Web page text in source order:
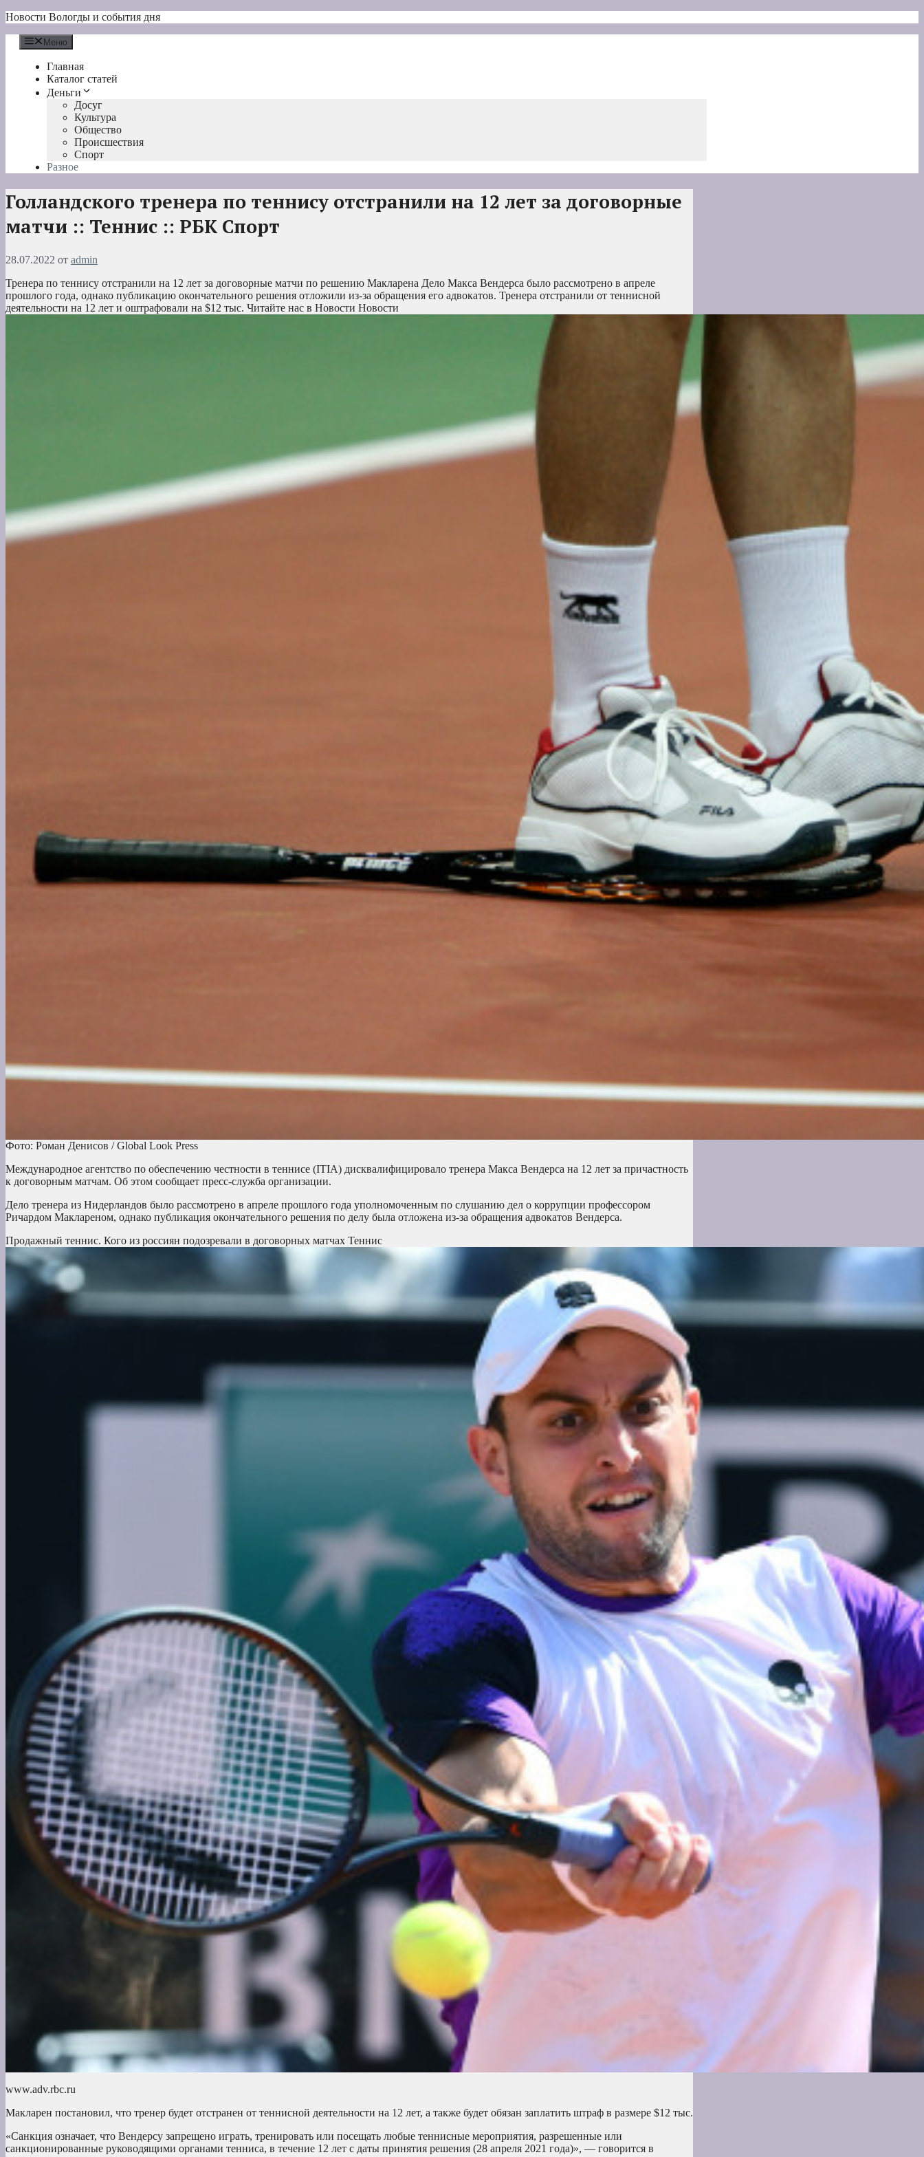
Перейти
содержимому
Новости Вологды и события дня
Меню
Главная
Каталог статей
Деньги
Досуг
Культура
Общество
Происшествия
Спорт
Разное
Голландского тренера по теннису отстранили на 12 лет за договорные
матчи :: Теннис :: РБК Спорт
28.07.2022 от admin
Тренера по теннису отстранили на 12 лет за договорные матчи по решению Макларена Дело Макса Вендерса было рассмотрено в апреле
прошлого года, однако публикацию окончательного решения отложили из-за обращения его адвокатов. Тренера отстранили от теннисной
деятельности на 12 лет и оштрафовали на $12 тыс. Читайте нас в Новости Новости
Фото: Роман Денисов / Global Look Press
Международное агентство по обеспечению честности в теннисе (ITIA) дисквалифицировало тренера Макса Вендерса на 12 лет за причастность
к договорным матчам. Об этом сообщает пресс-служба организации.
Дело тренера из Нидерландов было рассмотрено в апреле прошлого года уполномоченным по слушанию дел о коррупции профессором
Ричардом Маклареном, однако публикация окончательного решения по делу была отложена из-за обращения адвокатов Вендерса.
Продажный теннис. Кого из россиян подозревали в договорных матчах Теннис
www.adv.rbc.ru
Макларен постановил, что тренер будет отстранен от теннисной деятельности на 12 лет, а также будет обязан заплатить штраф в размере $12 тыс.
«Санкция означает, что Вендерсу запрещено играть, тренировать или посещать любые теннисные мероприятия, разрешенные или
санкционированные руководящими органами тенниса, в течение 12 лет с даты принятия решения (28 апреля 2021 года)», — говорится в